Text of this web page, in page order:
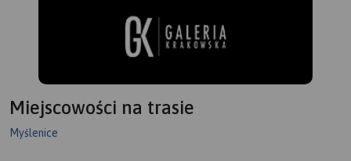
Miejscowości na trasie
Myślenice